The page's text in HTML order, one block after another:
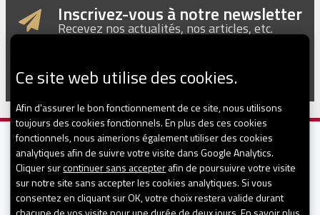
Inscrivez-vous à notre newsletter
Recevez nos actualités, nos articles, etc.
CONTACT
Ce site web utilise des cookies.
Afin d'assurer le bon fonctionnement de ce site, nous utilisons
toujours des cookies fonctionnels. En plus des ces cookies
fonctionnels, nous aimerions également utiliser des cookies
analytiques afin de suivre votre visite dans Google Analytics.
Cliquer surcontinuer sans accepterafin de poursuivre votre visite
sur notre site sans accepter les cookies analytiques. Si vous
consentez en cliquant sur OK, votre choix restera valide durant